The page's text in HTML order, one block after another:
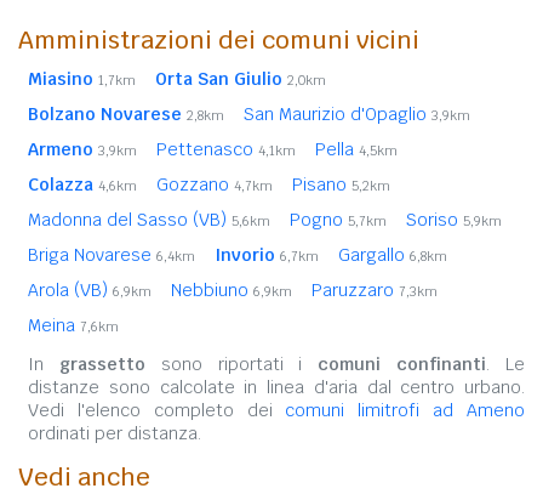
Amministrazioni dei comuni vicini
Miasino 1,7km Orta San Giulio 2,0km
Bolzano Novarese 2,8km San Maurizio d'Opaglio 3,9km
Armeno 3,9km Pettenasco 4,1km Pella 4,5km
Colazza 4,6km Gozzano 4,7km Pisano 5,2km
Madonna del Sasso (VB) 5,6km Pogno 5,7km Soriso 5,9km
Briga Novarese 6,4km Invorio 6,7km Gargallo 6,8km
Arola (VB) 6,9km Nebbiuno 6,9km Paruzzaro 7,3km
Meina 7,6km
In grassetto sono riportati i comuni confinanti. Le
distanze sono calcolate in linea d'aria dal centro urbano.
Vedi l'elenco completo dei comuni limitrofi ad Ameno
ordinati per distanza.
Vedi anche